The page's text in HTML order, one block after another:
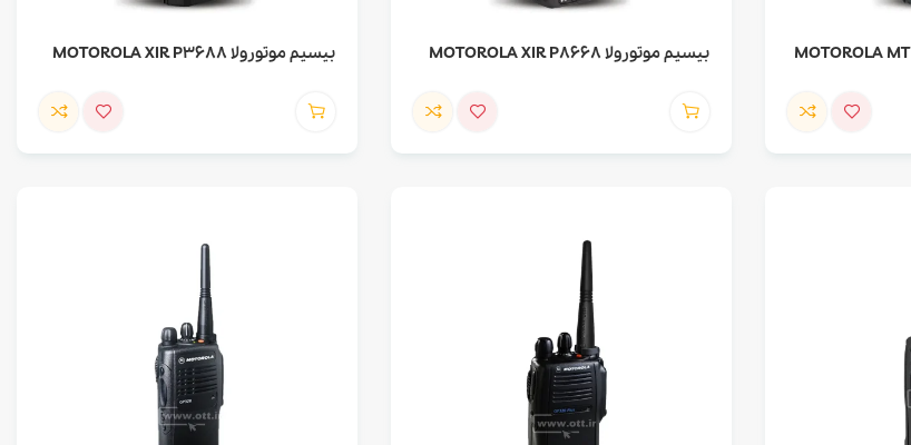
بیسیم واکی تاکی موتورولا MOTOROLA MT
بیسیم موتورولا MOTOROLA XIR P8668 بیسیم موتورولا MOTOROLA XIR P3688